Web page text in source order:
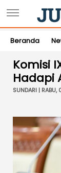
Beranda
Komisi
Hadapi
SUNDARI |